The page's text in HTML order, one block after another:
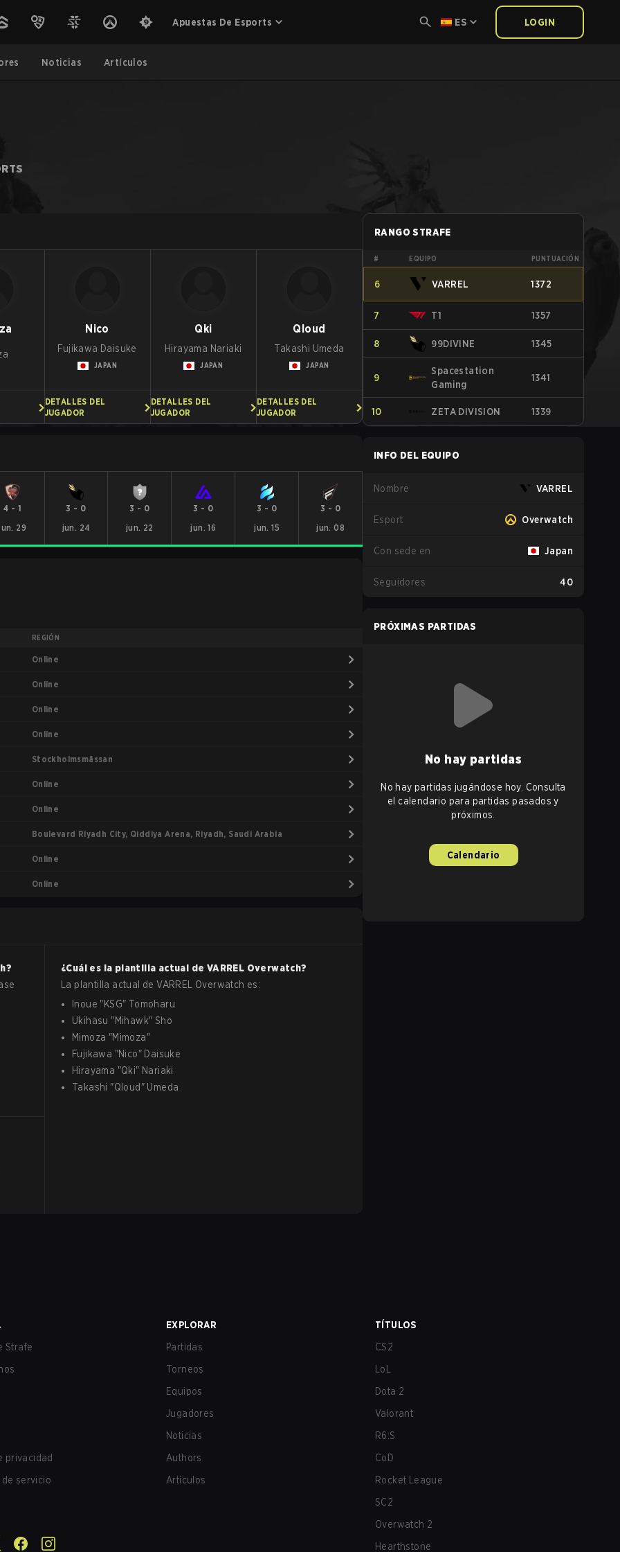
Apuestas De Esports ES LOGIN
Noticias Artículos
Nico
Fujikawa Daisuke
JAPAN
DETALLES DEL
JUGADOR
Qki
Hirayama Nariaki
JAPAN
DETALLES DEL
JUGADOR
Qloud
Takashi Umeda
JAPAN
DETALLES DEL
JUGADOR
4 - 1
29
3 - 0
jun. 24
3 - 0
jun. 22
3 - 0
jun. 16
3 - 0
jun. 15
3 - 0
jun. 08
REGIÓN
Online
Online
Online
Online
Stockholmsmässan
Online
Online
Boulevard Riyadh City, Qiddiya Arena, Riyadh, Saudi Arabia
Online
Online
?
¿Cuál es la plantilla actual de VARREL Overwatch?
La plantilla actual deVARREL Overwatch es:
Inoue "KSG" Tomoharu
Ukihasu "Mihawk" Sho
Mimoza "Mimoza"
Fujikawa "Nico" Daisuke
Hirayama "Qki" Nariaki
Takashi "Qloud " Umeda
RANGO STRAFE
# EQUIPO PUNTUACIÓN
6 VARREL 1372
7 T1 1357
8 99DIVINE 1345
9
Spacestation
Gaming
1341
10 ZETA DIVISION 1339
INFO DEL EQUIPO
Nombre VARREL
Esport Overwatch
Con sede en Japan
Seguidores 40
PRÓXIMAS PARTIDAS
No hay partidas
No hay partidas jugándose hoy. Consulta
el calendario para partidas pasados y
próximos.
Calendario
Strafe
privacidad
servicio
EXPLORAR
Partidas
Torneos
Equipos
Jugadores
Noticias
Authors
Artículos
TÍTULOS
CS2
LoL
Dota 2
Valorant
R6:S
CoD
Rocket League
SC2
Overwatch 2
Hearthstone